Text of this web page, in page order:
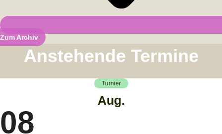
Zum Archiv
Anstehende Termine
Turnier
Aug.
08